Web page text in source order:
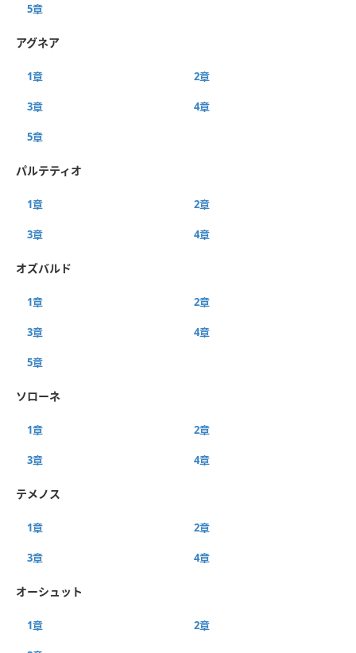
5章
アグネア
1章 2章
3章 4章
5章
パルテティオ
1章 2章
3章 4章
オズバルド
1章 2章
3章 4章
5章
ソローネ
1章 2章
3章 4章
テメノス
1章 2章
3章 4章
オーシュット
1章 2章